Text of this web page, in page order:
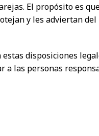
El propósito es
y les adviertan
estas disposiciones
a las personas